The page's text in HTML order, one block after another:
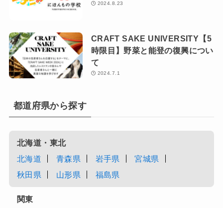
2024.8.23
CRAFT SAKE UNIVERSITY【5
時限目】野菜と能登の復興につい
て
2024.7.1
都道府県から探す
北海道・東北
北海道
青森県 岩手県
宮城県
秋田県
山形県 福島県
関東